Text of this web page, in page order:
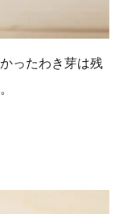
ったわき芽は残